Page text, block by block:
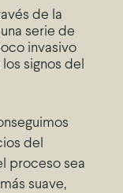
de la
serie de
invasivo
signos del
del
proceso sea
suave,